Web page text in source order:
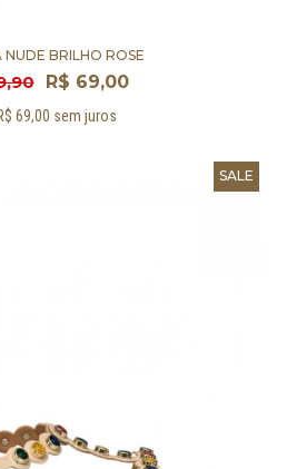
NUDE BRILHO ROSE
R$ 69,00
69,00 sem juros
SALE